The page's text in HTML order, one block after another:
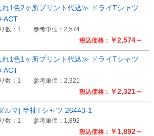
税込価格： ￥2,574～
1色2ヶ所プリント代込≫ ドライTシャツ
ACT
数：1 参考単価：2,574
税込価格： ￥2,321～
1色1ヶ所プリント代込≫ ドライTシャツ
ACT
数：1 参考単価：2,321
税込価格： ￥1,892～
ルマ] 半袖Tシャツ 26443-1
数：1 参考単価：1,892